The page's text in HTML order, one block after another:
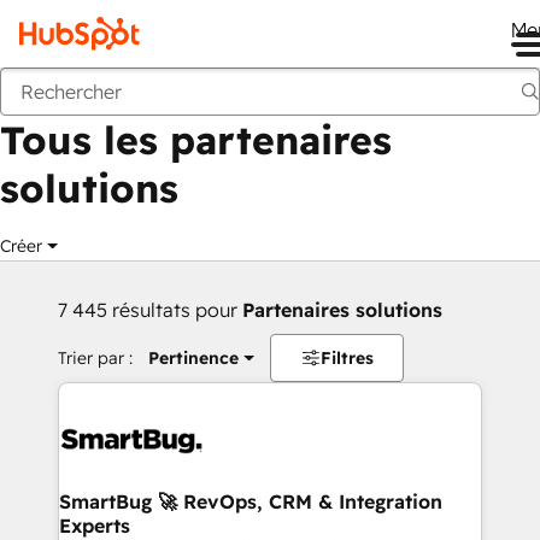
Retour
Tous les partenaires
solutions
Créer
7 445 résultats pour Partenaires solutions
Trier par : Pertinence Filtres
SmartBug 🚀 RevOps, CRM & Integration
Experts